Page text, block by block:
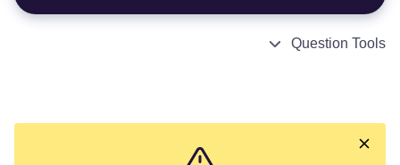
Question Tools